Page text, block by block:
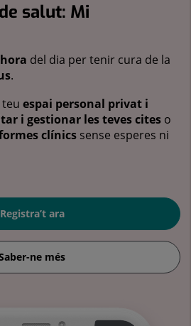
salut: Mi
del dia per tenir cura de la
.
teu espai personal privat i
i gestionar les teves cites o
clínics sense esperes ni
Registra’t ara
ne més